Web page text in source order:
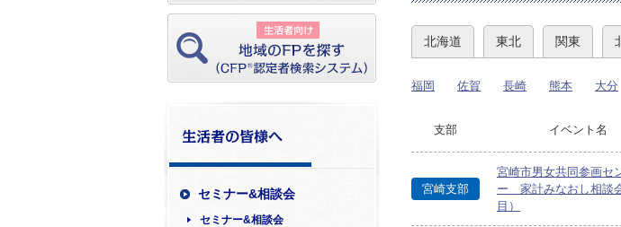
セミナー&相談会
セミナー&相談会
北海道 東北 関東
福岡 佐賀 長崎 熊本 大分
支部 イベント名
宮崎支部
宮崎市男女共同参画セ
ー 家計みなおし相談
目）